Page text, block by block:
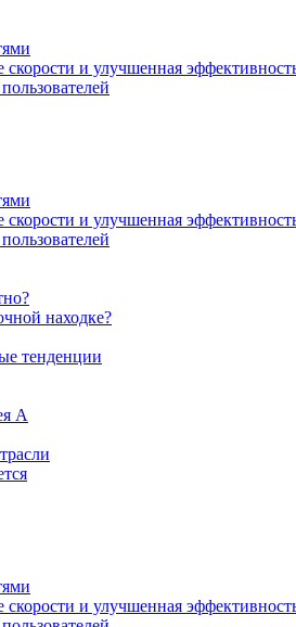
и улучшенная
и улучшенная
находке?
тенденции
А
и улучшенная